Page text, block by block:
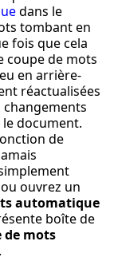
dans le
tombant en
fois que cela
coupe de mots
en arrière-
réactualisées
document.
de
ouvrez un
automatique
boîte de
de mots